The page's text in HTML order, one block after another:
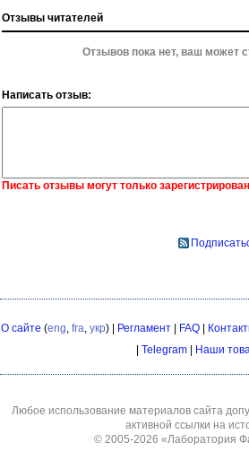
Отзывы читателей
Отзывов пока нет, ваш может
Написать отзыв:
Писать отзывы могут только
О сайте (eng fra укр) | Регламент| FAQ|
| Telegram | Наши
Любое использование материалов сайта
активной ссылки на
© 2005-2026 «Лаборатория